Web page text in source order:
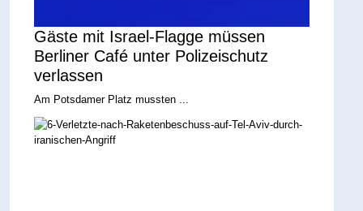
Gäste mit Israel-Flagge müssen
Berliner Café unter Polizeischutz
verlassen
Am Potsdamer Platz mussten ...